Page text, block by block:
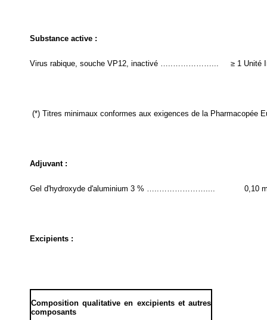
Substance active :
Virus rabique, souche VP12, inactivé …..……………... ≥ 1 Unité
(*) Titres minimaux conformes aux exigences de la Pharmacopée
Adjuvant :
Gel d'hydroxyde d'aluminium 3 % …..……………….... 0,10
Excipients :
Composition qualitative en excipients et autres
composants